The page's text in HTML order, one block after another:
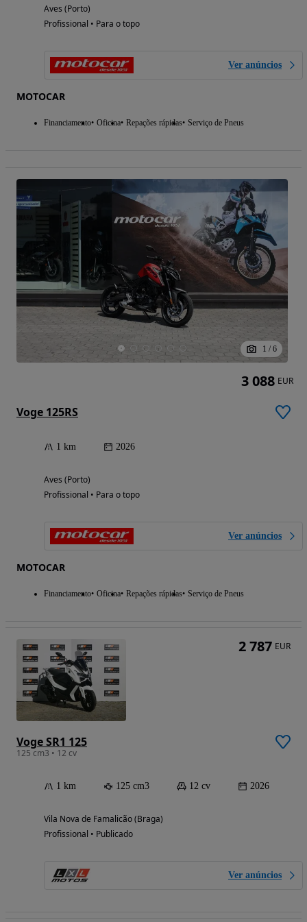
Aves (Porto)
Profissional • Para o topo
Ver anúncios
MOTOCAR
Financiamento Oficina Repações rápidas Serviço de Pneus
1 / 6
Voge 125RS
1 km 2026
Aves (Porto)
Profissional • Para o topo
Ver anúncios
MOTOCAR
Financiamento Oficina Repações rápidas Serviço de Pneus
3 088 EUR
Voge SR1 125
125 cm3 • 12 cv
1 km 125 cm3 12 cv 2026
Vila Nova de Famalicão (Braga)
Profissional • Publicado
Ver anúncios
2 787 EUR